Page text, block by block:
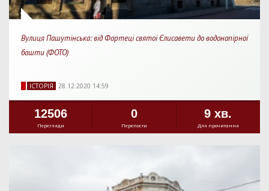
Вулиця Пашутінська: від Фортеці святої Єлисавети до водонапірної
башти (ФОТО)
IСТОРIЯ 28.12.2020 14:59
12506
Перегляди
0
Перепости
9 хв.
Для прочитання